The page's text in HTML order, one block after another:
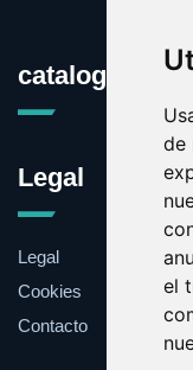
de
el
Legal
Legal
Cookies
Contacto